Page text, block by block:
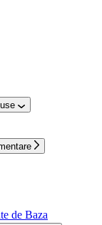
de Baza